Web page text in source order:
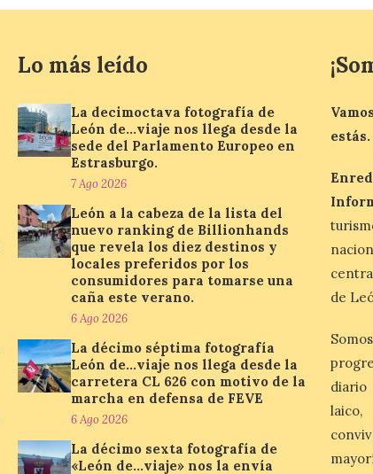
Lo más leído
La decimoctava fotografía de
León de…viaje nos llega desde la
sede del Parlamento Europeo en
Estrasburgo.
7 Ago 2026
León a la cabeza de la lista del
nuevo ranking de Billionhands
que revela los diez destinos y
locales preferidos por los
consumidores para tomarse una
caña este verano.
6 Ago 2026
La décimo séptima fotografía
León de…viaje nos llega desde la
carretera CL 626 con motivo de la
marcha en defensa de FEVE
6 Ago 2026
La décimo sexta fotografía de
«León de…viaje» nos la envía
estás.
de
diario